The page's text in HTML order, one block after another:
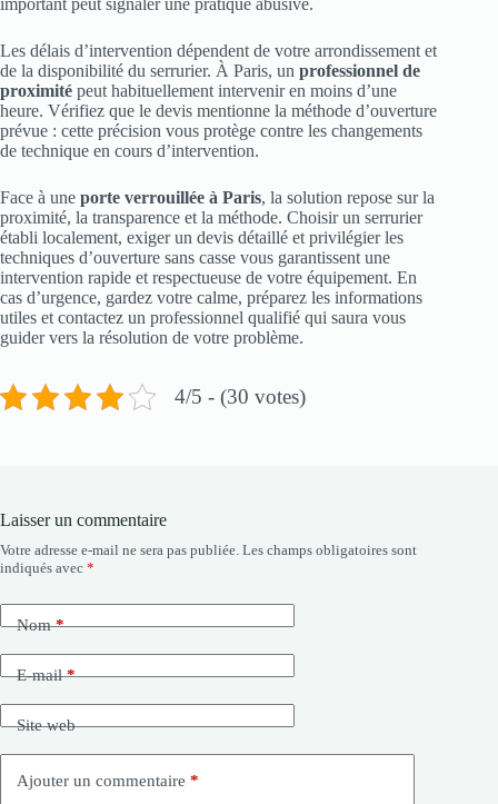
Les délais d’intervention dépendent de votre arrondissement et
de la disponibilité du serrurier. À Paris, un professionnel de
proximité peut habituellement intervenir en moins d’une
heure. Vérifiez que le devis mentionne la méthode d’ouverture
prévue : cette précision vous protège contre les changements
de technique en cours d’intervention.
Face à une porte verrouillée à Paris, la solution repose sur la
proximité, la transparence et la méthode. Choisir un serrurier
établi localement, exiger un devis détaillé et privilégier les
techniques d’ouverture sans casse vous garantissent une
intervention rapide et respectueuse de votre équipement. En
cas d’urgence, gardez votre calme, préparez les informations
utiles et contactez un professionnel qualifié qui saura vous
guider vers la résolution de votre problème.
4/5 - (30 votes)
Laisser un commentaire
Votre adresse e-mail ne sera pas publiée. Les champs obligatoires sont
indiqués avec *
Nom*
E-mail*
Site web
Ajouter un commentaire *